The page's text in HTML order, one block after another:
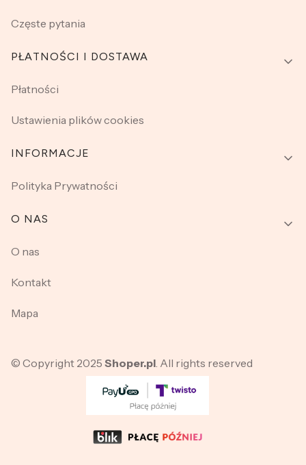
Częste pytania
PŁATNOŚCI I DOSTAWA
Płatności
Ustawienia plików cookies
INFORMACJE
Polityka Prywatności
O NAS
O nas
Kontakt
Mapa
© Copyright 2025 Shoper.pl . All rights reserved